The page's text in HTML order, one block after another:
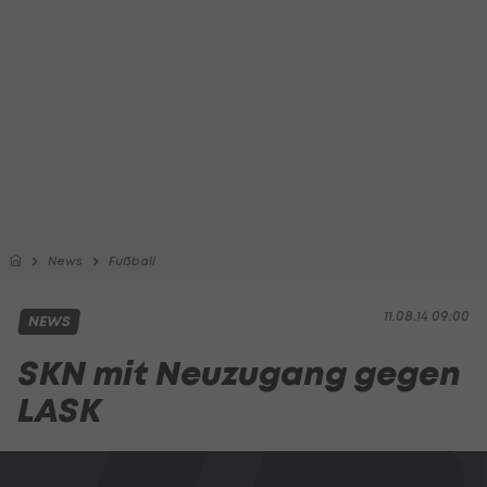
News Fußball
11.08.14 09:00
NEWS
SKN mit Neuzugang gegen
LASK